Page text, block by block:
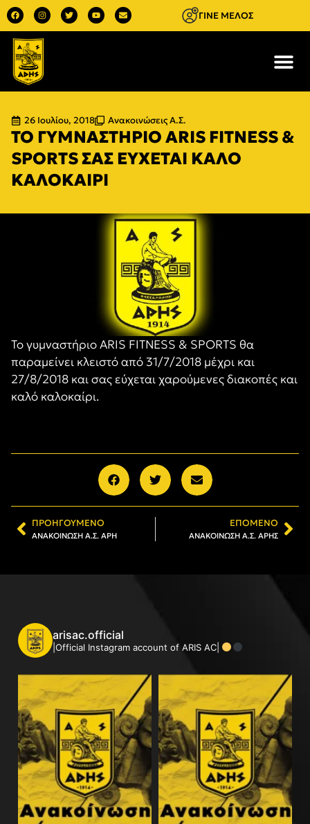
ΓΙΝΕ ΜΕΛΟΣ
26 Ιουλίου, 2018 Ανακοινώσεις Α.Σ.
ΤΟ ΓΥΜΝΑΣΤΗΡΙΟ ARIS FITNESS &
SPORTS ΣΑΣ ΕΥΧΕΤΑΙ ΚΑΛΟ
ΚΑΛΟΚΑΙΡΙ
Το γυμναστήριο ARIS FITNESS & SPORTS θα
παραμείνει κλειστό από 31/7/2018 μέχρι και
27/8/2018 και σας εύχεται χαρούμενες διακοπές και
καλό καλοκαίρι.
ΠΡΟΗΓΟΎΜΕΝΟ
ΑΝΑΚΟΙΝΩΣΗ Α.Σ. ΑΡΗ
ΕΠΌΜΕΝΟ
ΑΝΑΚΟΙΝΩΣΗ Α.Σ. ΑΡΗΣ
arisac.official
|Official Instagram account of ARIS AC|